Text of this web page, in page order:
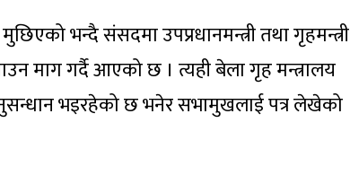
भन्दै संसदमा उपप्रधानमन्त्री तथा गृहमन्त्री
माग गर्दै आएको छ । त्यही बेला गृह मन्त्रालय
भइरहेको छ भनेर सभामुखलाई पत्र लेखेको